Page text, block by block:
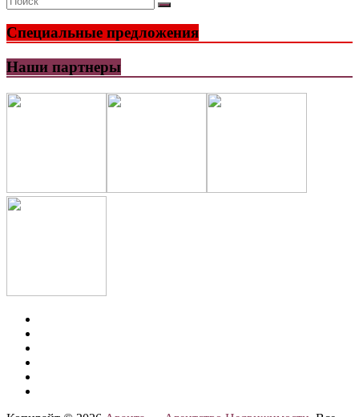
Специальные предложения
Наши партнеры